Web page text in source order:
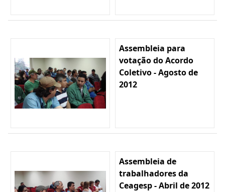
Assembleia para
votação do Acordo
Coletivo - Agosto de
2012
Assembleia de
trabalhadores da
Ceagesp - Abril de 2012